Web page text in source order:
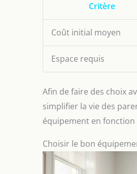
Critère
Coût initial moyen
Espace requis
Afin de faire des choix
simplifier la vie des
équipement en fonction
Choisir le bon